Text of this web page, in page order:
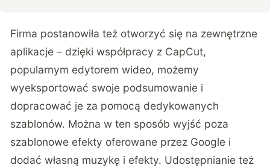
Firma postanowiła też otworzyć się na zewnętrzne
aplikacje – dzięki współpracy z CapCut,
popularnym edytorem wideo, możemy
wyeksportować swoje podsumowanie i
dopracować je za pomocą dedykowanych
szablonów. Można w ten sposób wyjść poza
szablonowe efekty oferowane przez Google i
dodać własną muzykę i efekty. Udostępnianie też